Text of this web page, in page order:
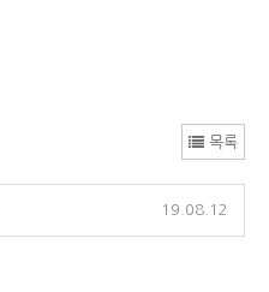
목록
19.08.12